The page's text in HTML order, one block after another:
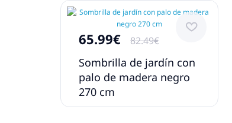
65.99€ 82.49€
Sombrilla de jardín con
palo de madera negro
270 cm